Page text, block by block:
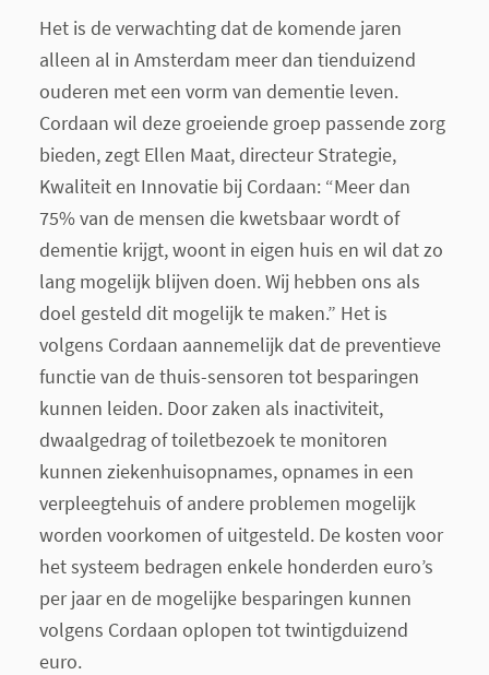
Het is de verwachting dat de komende jaren
alleen al in Amsterdam meer dan tienduizend
ouderen met een vorm van dementie leven.
Cordaan wil deze groeiende groep passende zorg
bieden, zegt Ellen Maat, directeur Strategie,
Kwaliteit en Innovatie bij Cordaan: “Meer dan
75% van de mensen die kwetsbaar wordt of
dementie krijgt, woont in eigen huis en wil dat zo
lang mogelijk blijven doen. Wij hebben ons als
doel gesteld dit mogelijk te maken.” Het is
volgens Cordaan aannemelijk dat de preventieve
functie van de thuis-sensoren tot besparingen
kunnen leiden. Door zaken als inactiviteit,
dwaalgedrag of toiletbezoek te monitoren
kunnen ziekenhuisopnames, opnames in een
verpleegtehuis of andere problemen mogelijk
worden voorkomen of uitgesteld. De kosten voor
het systeem bedragen enkele honderden euro’s
per jaar en de mogelijke besparingen kunnen
volgens Cordaan oplopen tot twintigduizend
euro.